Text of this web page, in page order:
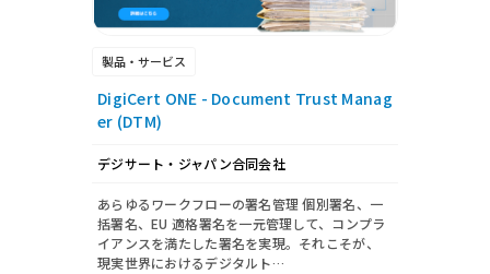
製品・サービス
DigiCert ONE - Document Trust Manag
er (DTM)
デジサート・ジャパン合同会社
あらゆるワークフローの署名管理 個別署名、一
括署名、EU 適格署名を一元管理して、コンプラ
イアンスを満たした署名を実現。それこそが、
現実世界におけるデジタルト…